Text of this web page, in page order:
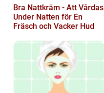
Bra Nattkräm - Att Vårdas
Under Natten för En
Fräsch och Vacker Hud